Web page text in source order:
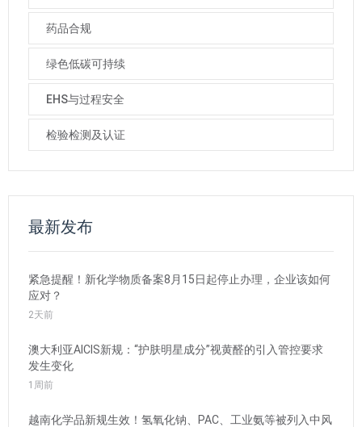
药品合规
绿色低碳可持续
EHS与过程安全
检验检测及认证
最新发布
紧急提醒！新化学物质备案8月15日起停止办理，企业该如何
应对？
2天前
澳大利亚AICIS新规：“护肤明星成分”视黄醛的引入管控要求
发生变化
1周前
越南化学品新规生效！氢氧化钠、PAC、工业氨等被列入中风